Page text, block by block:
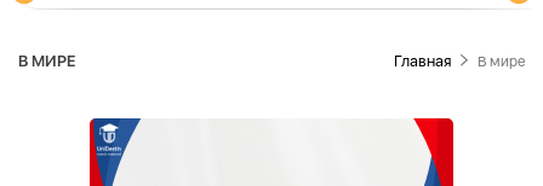
В МИРЕ Главная В мире